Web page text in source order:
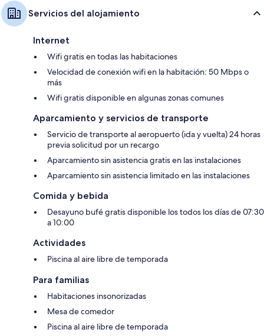
Servicios del alojamiento
Internet
Wifi gratis en todas las habitaciones
Velocidad de conexión wifi en la habitación: 50 Mbps o
más
Wifi gratis disponible en algunas zonas comunes
Aparcamiento y servicios de transporte
Servicio de transporte al aeropuerto (ida y vuelta) 24 horas
previa solicitud por un recargo
Aparcamiento sin asistencia gratis en las instalaciones
Aparcamiento sin asistencia limitado en las instalaciones
Comida y bebida
Desayuno bufé gratis disponible los todos los días de 07:30
a 10:00
Actividades
Piscina al aire libre de temporada
Para familias
Habitaciones insonorizadas
Mesa de comedor
Piscina al aire libre de temporada